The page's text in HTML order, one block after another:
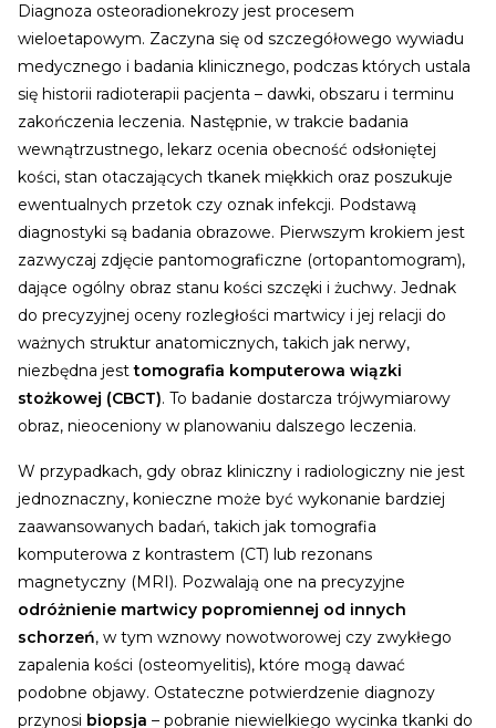
Diagnoza osteoradionekrozy jest procesem
wieloetapowym. Zaczyna się od szczegółowego wywiadu
medycznego i badania klinicznego, podczas których ustala
się historii radioterapii pacjenta – dawki, obszaru i terminu
zakończenia leczenia. Następnie, w trakcie badania
wewnątrzustnego, lekarz ocenia obecność odsłoniętej
kości, stan otaczających tkanek miękkich oraz poszukuje
ewentualnych przetok czy oznak infekcji. Podstawą
diagnostyki są badania obrazowe. Pierwszym krokiem jest
zazwyczaj zdjęcie pantomograficzne (ortopantomogram),
dające ogólny obraz stanu kości szczęki i żuchwy. Jednak
do precyzyjnej oceny rozległości martwicy i jej relacji do
ważnych struktur anatomicznych, takich jak nerwy,
niezbędna jesttomografia komputerowa wiązki
stożkowej (CBCT). To badanie dostarcza trójwymiarowy
obraz, nieoceniony w planowaniu dalszego leczenia.
W przypadkach, gdy obraz kliniczny i radiologiczny nie jest
jednoznaczny, konieczne może być wykonanie bardziej
zaawansowanych badań, takich jak tomografia
komputerowa z kontrastem (CT) lub rezonans
magnetyczny (MRI). Pozwalają one na precyzyjne
odróżnienie martwicy popromiennej od innych
schorzeń, w tym wznowy nowotworowej czy zwykłego
zapalenia kości (osteomyelitis), które mogą dawać
podobne objawy. Ostateczne potwierdzenie diagnozy
przynosi biopsja – pobranie niewielkiego wycinka tkanki do